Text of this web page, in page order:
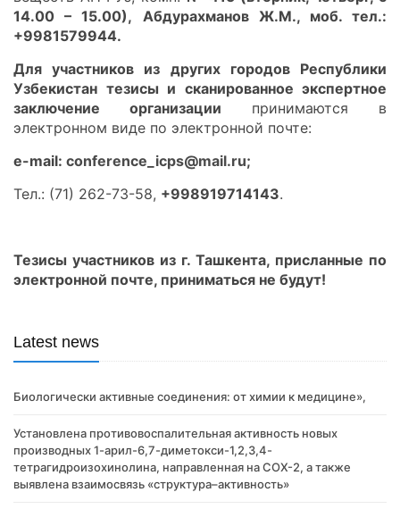
14.00 – 15.00),
Абдурахманов Ж.М., моб. тел.:
+9981579944.
Для участников из других городов Республики
Узбекистан тезисы и сканированное экспертное
заключение организации принимаются в
электронном виде по электронной почте:
e-mail: conference_icps@mail.ru;
Тел.: (71) 262-73-58, +998919714143.
Тезисы участников из г. Ташкента, присланные по
электронной почте, приниматься не будут!
Latest news
Биологически активные соединения: от химии к медицине»,
Установлена противовоспалительная активность новых
производных 1-арил-6,7-диметокси-1,2,3,4-
тетрагидроизохинолина, направленная на COX-2, а также
выявлена взаимосвязь «структура–активность»